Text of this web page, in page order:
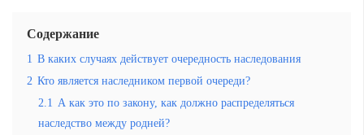
Содержание
1 В каких случаях действует очередность наследования
2 Кто является наследником первой очереди?
2.1 А как это по закону, как должно распределяться
наследство между родней?